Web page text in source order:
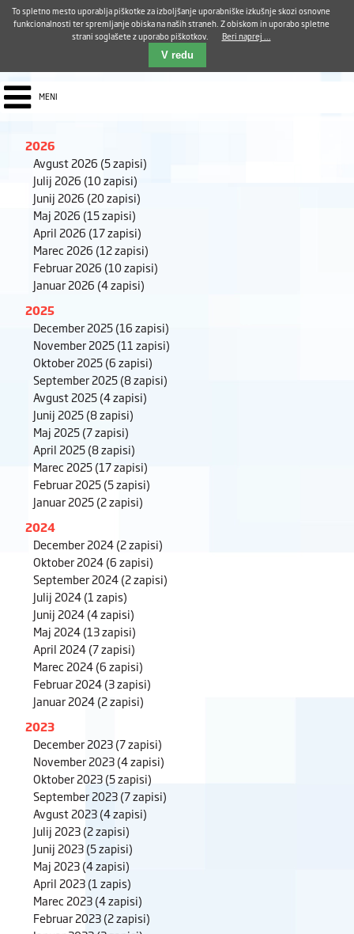
E-pošta ZUDV
Iskalnik
MENI
2026
Avgust 2026 (5 zapisi)
Julij 2026 (10 zapisi)
Junij 2026 (20 zapisi)
Maj 2026 (15 zapisi)
April 2026 (17 zapisi)
Marec 2026 (12 zapisi)
Februar 2026 (10 zapisi)
Januar 2026 (4 zapisi)
2025
December 2025(16 zapisi)
November 2025(11 zapisi)
Oktober 2025(6 zapisi)
September 2025(8 zapisi)
Avgust 2025(4 zapisi)
Junij 2025(8 zapisi)
Maj 2025(7 zapisi)
April 2025(8 zapisi)
Marec 2025(17 zapisi)
Februar 2025(5 zapisi)
Januar 2025(2 zapisi)
2024
December 2024(2 zapisi)
Oktober 2024(6 zapisi)
September 2024(2 zapisi)
Julij 2024(1 zapis)
Junij 2024(4 zapisi)
Maj 2024(13 zapisi)
April 2024(7 zapisi)
Marec 2024(6 zapisi)
Februar 2024(3 zapisi)
Januar 2024(2 zapisi)
2023
December 2023(7 zapisi)
November 2023(4 zapisi)
Oktober 2023(5 zapisi)
September 2023(7 zapisi)
Avgust 2023(4 zapisi)
Julij 2023(2 zapisi)
Junij 2023(5 zapisi)
Maj 2023(4 zapisi)
April 2023(1 zapis)
Marec 2023(4 zapisi)
Februar 2023(2 zapisi)
To spletno mesto uporablja piškotke za izboljšanje uporabniške izkušnje skozi osnovne
funkcionalnosti ter spremljanje obiska na naših straneh. Z obiskom in uporabo spletne
strani soglašete z uporabo piškotkov.
Beri naprej ...
V redu